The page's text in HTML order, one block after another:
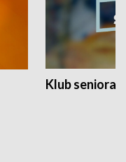
Klub seniora